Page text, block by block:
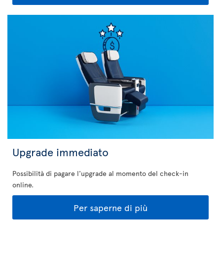
Upgrade immediato
Possibilità di pagare l'upgrade al momento del check-in
online.
Per saperne di più